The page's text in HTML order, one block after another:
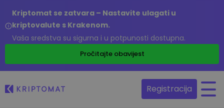
Kriptomat se zatvara – Nastavite ulagati u
kriptovalute s Krakenom.
Vaša sredstva su sigurna i u potpunosti dostupna.
Pročitajte obavijest
Registracija